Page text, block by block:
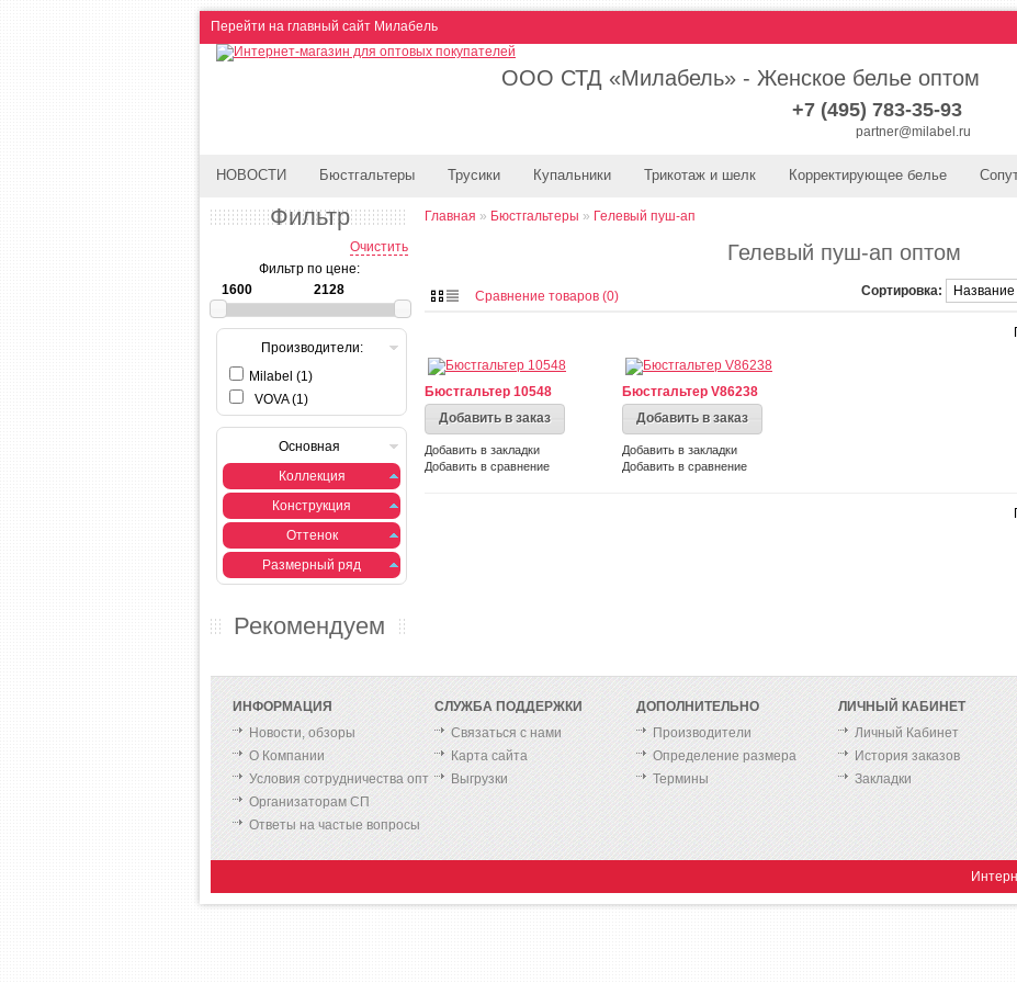
Перейти на главный сайт Милабель
ООО СТД «Милабель» - Женское белье оптом
+7 (495) 783-35-93
partner@milabel.ru
НОВОСТИ Бюстгальтеры Трусики Купальники Трикотаж и шелк Корректирующее белье
Фильтр
Очистить
Фильтр по цене:
Производители:
Milabel (1)
VOVA (1)
Основная
Коллекция
Конструкция
Оттенок
Размерный ряд
Рекомендуем
Главная » Бюстгальтеры » Гелевый пуш-ап
Гелевый пуш-ап оптом
Сортировка:
Сравнение товаров (0)
Бюстгальтер 10548
Добавить в заказ
Добавить в закладки
Добавить в сравнение
Бюстгальтер V86238
Добавить в заказ
Добавить в закладки
Добавить в сравнение
ИНФОРМАЦИЯ
Новости, обзоры
О Компании
Условия сотрудничества опт
Организаторам СП
Ответы на частые вопросы
СЛУЖБА ПОДДЕРЖКИ
Связаться с нами
Карта сайта
Выгрузки
ДОПОЛНИТЕЛЬНО
Производители
Определение размера
Термины
ЛИЧНЫЙ КАБИНЕТ
Личный Кабинет
История заказов
Закладки